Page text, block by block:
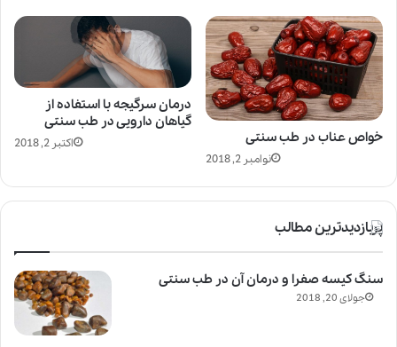
درمان سرگیجه با استفاده از
گیاهان دارویی در طب سنتی
اکتبر 2, 2018 خواص عناب در طب سنتی
نوامبر 2, 2018
پربازدیدترین مطالب
سنگ کیسه صفرا و درمان آن در طب سنتی
جولای 20, 2018